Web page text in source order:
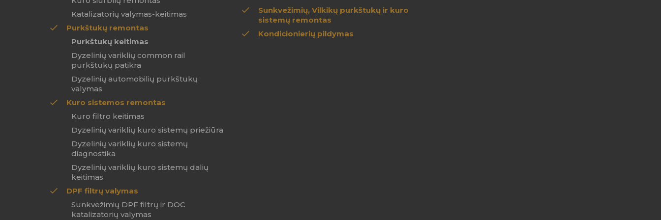
Katalizatorių valymas-keitimas
Purkštukų remontas
Purkštukų keitimas
Dyzelinių variklių common rail
purkštukų patikra
Dyzelinių automobilių purkštukų
valymas
Kuro sistemos remontas
Kuro filtro keitimas
Dyzelinių variklių kuro sistemų priežiūra
Dyzelinių variklių kuro sistemų
diagnostika
Dyzelinių variklių kuro sistemų dalių
keitimas
DPF filtrų valymas
Sunkvežimių DPF filtrų ir DOC
katalizatorių valymas
Sunkvežimių, Vilkikų purkštukų ir kuro
sistemų remontas
Kondicionierių pildymas